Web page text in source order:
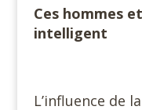
Ces hommes
intelligent
L’influence de